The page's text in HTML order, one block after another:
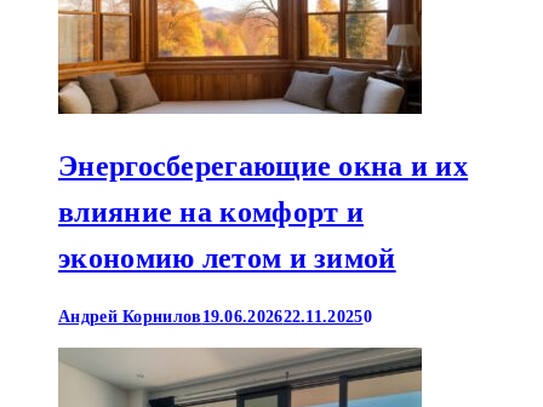
Энергосберегающие окна и их
влияние на комфорт и
экономию летом и зимой
Андрей Корнилов 19.06.202622.11.20250